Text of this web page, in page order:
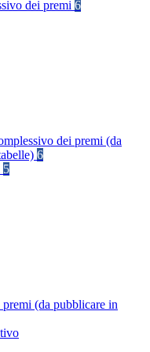
dei premi 6
dei premi (da
6
5
(da pubblicare in